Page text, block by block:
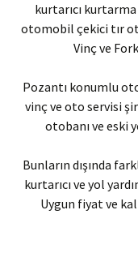
kurtarıcı
otomobil çekici tır
Vinç ve
Pozantı konumlu
vinç ve oto servisi
otobanı ve eski
Bunların dışında
kurtarıcı ve yol
Uygun fiyat ve